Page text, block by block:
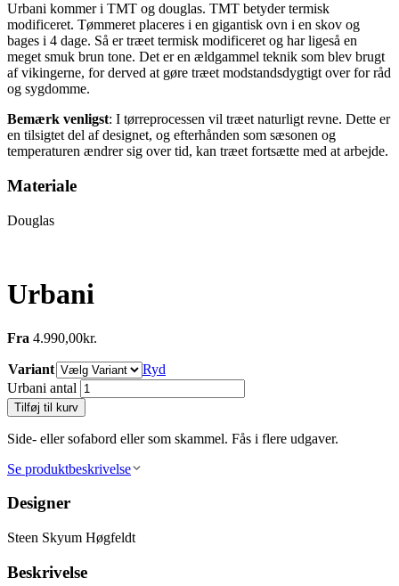
Urbani kommer i TMT og douglas. TMT betyder termisk
modificeret. Tømmeret placeres i en gigantisk ovn i en skov og
bages i 4 dage. Så er træet termisk modificeret og har ligeså en
meget smuk brun tone. Det er en ældgammel teknik som blev brugt
af vikingerne, for derved at gøre træet modstandsdygtigt over for råd
og sygdomme.
Bemærk venligst: I tørreprocessen vil træet naturligt revne. Dette er
en tilsigtet del af designet, og efterhånden som sæsonen og
temperaturen ændrer sig over tid, kan træet fortsætte med at arbejde.
Materiale
Douglas
Urbani
Fra 4.990,00kr.
Variant
Ryd
Urbani antal
Tilføj til kurv
Side- eller sofabord eller som skammel. Fås i flere udgaver.
Se produktbeskrivelse
Designer
Steen Skyum Høgfeldt
Beskrivelse